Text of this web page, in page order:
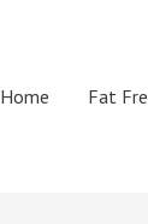
Home Fat